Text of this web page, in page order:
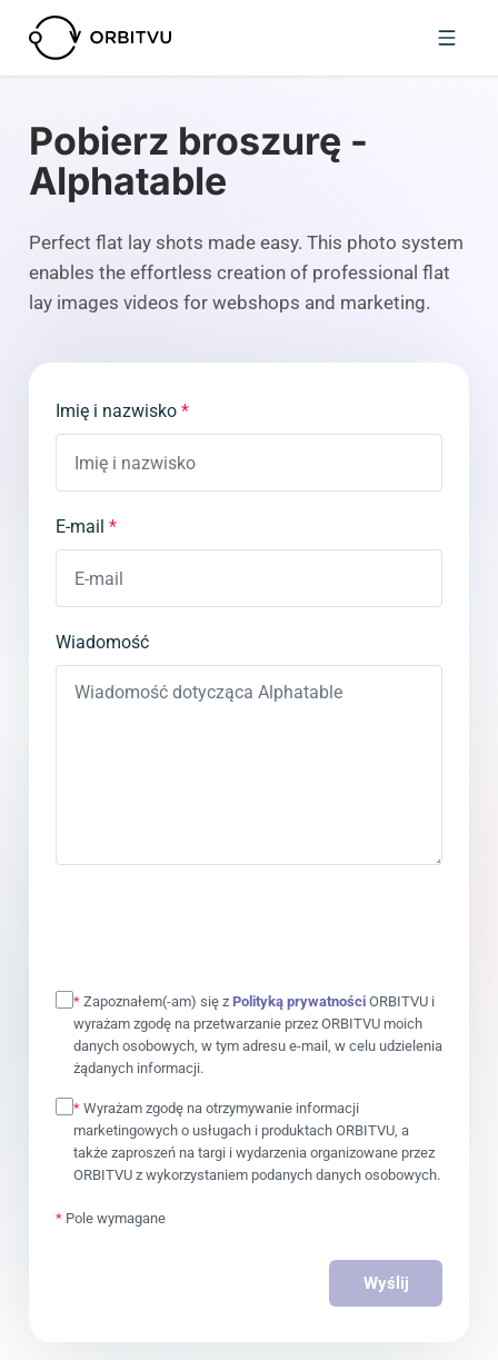
Pobierz broszurę -
Alphatable
Perfect flat lay shots made easy. This photo system
enables the effortless creation of professional flat
lay images videos for webshops and marketing.
Imię i nazwisko *
E-mail *
Wiadomość
* Zapoznałem(-am) się z Polityką prywatności ORBITVU i
wyrażam zgodę na przetwarzanie przez ORBITVU moich
danych osobowych, w tym adresu e-mail, w celu udzielenia
żądanych informacji.
* Wyrażam zgodę na otrzymywanie informacji
marketingowych o usługach i produktach ORBITVU, a
także zaproszeń na targi i wydarzenia organizowane przez
ORBITVU z wykorzystaniem podanych danych osobowych.
* Pole wymagane
Wyślij